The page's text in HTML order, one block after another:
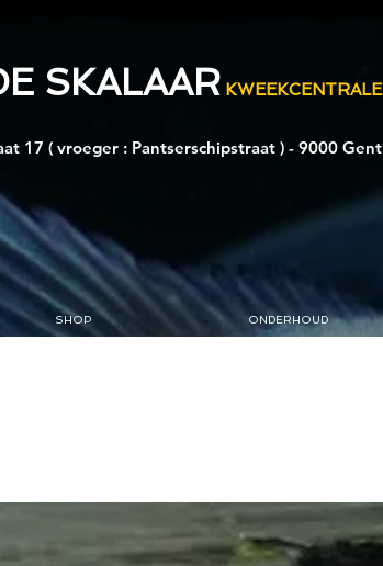
SKALAAR KWEEKCENTRALE
17 ( vroeger : Pantserschipstraat ) - 9000 Gent
SHOP ONDERHOUD